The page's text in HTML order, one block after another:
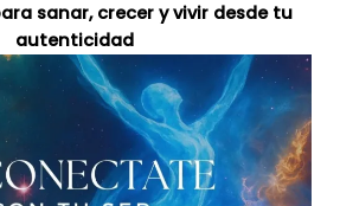
sanar, crecer y vivir desde tu
autenticidad